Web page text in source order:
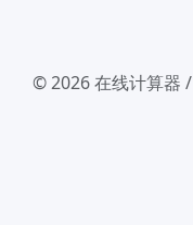
© 2026在线计算器 /